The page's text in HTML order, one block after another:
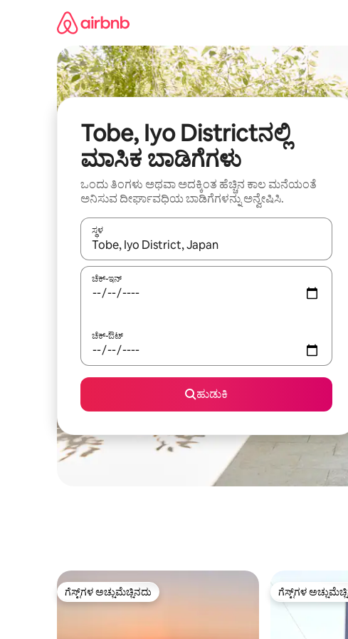
Tobe, Iyo Districtನಲ್ಲಿ
ಮಾಸಿಕ ಬಾಡಿಗೆಗಳು
ಒಂದು ತಿಂಗಳು ಅಥವಾ ಅದಕ್ಕಿಂತ ಹೆಚ್ಚಿನ ಕಾಲ ಮನೆಯಂತೆ
ಅನಿಸುವ ದೀರ್ಘಾವಧಿಯ ಬಾಡಿಗೆಗಳನ್ನು ಅನ್ವೇಷಿಸಿ.
ಸ್ಥಳ
ಫಲಿತಾಂಶಗಳು ಲಭ್ಯವಿರುವಾಗ, ಅಪ್ ಮತ್ತು ಡೌನ್ ಬಾಣದ
ಚೆಕ್-ಇನ್
ಚೆಕ್-ಔಟ್
ಹುಡುಕಿ
ಗೆಸ್ಟ್‌ಗಳ ಅಚ್ಚುಮೆಚ್ಚಿನದು
ಗೆಸ್ಟ್‌ಗಳ ಅಚ್ಚುಮೆಚ್ಚಿನದು ಗೆಸ್ಟ್‌ಗಳ
ಗೆಸ್ಟ್‌ಗಳ